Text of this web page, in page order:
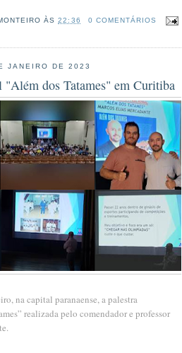
ÀS22:36 0 COMENTÁRIOS
JANEIRO DE 2023
"Além dos Tatames" em Curitiba
na capital paranaense, a palestra
realizada pelo comendador e professor